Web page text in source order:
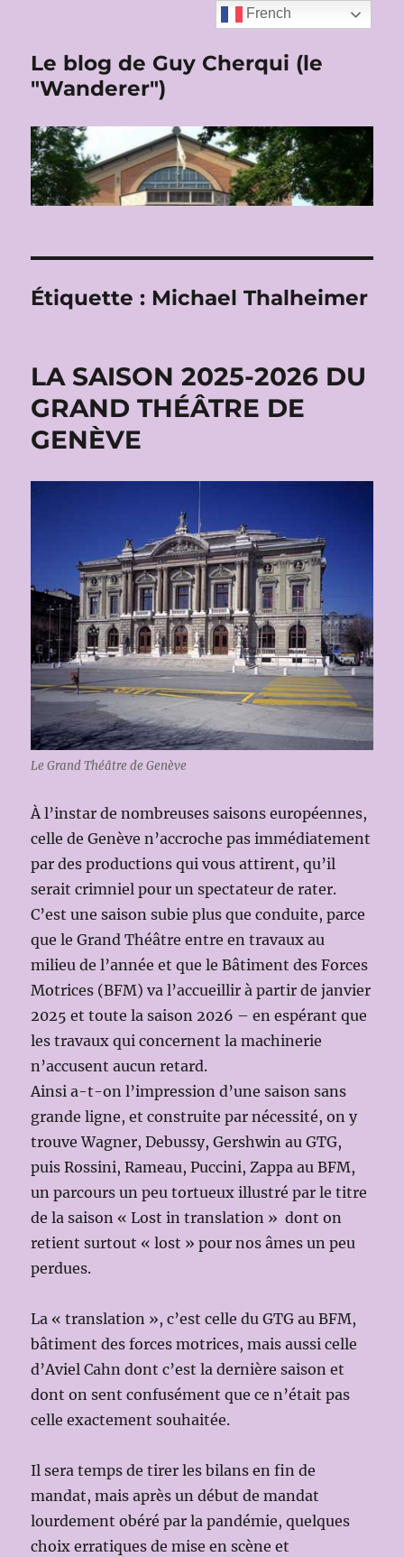
Le blog de Guy Cherqui (le
"Wanderer")
Étiquette : Michael Thalheimer
LA SAISON 2025-2026 DU
GRAND THÉÂTRE DE
GENÈVE
Le Grand Théâtre de Genève
À l’instar de nombreuses saisons européennes,
celle de Genève n’accroche pas immédiatement
par des productions qui vous attirent, qu’il
serait crimniel pour un spectateur de rater.
C’est une saison subie plus que conduite, parce
que le Grand Théâtre entre en travaux au
milieu de l’année et que le Bâtiment des Forces
Motrices (BFM) va l’accueillir à partir de janvier
2025 et toute la saison 2026 – en espérant que
les travaux qui concernent la machinerie
n’accusent aucun retard.
Ainsi a-t-on l’impression d’une saison sans
grande ligne, et construite par nécessité, on y
trouve Wagner, Debussy, Gershwin au GTG,
puis Rossini, Rameau, Puccini, Zappa au BFM,
un parcours un peu tortueux illustré par le titre
de la saison « Lost in translation » dont on
retient surtout « lost » pour nos âmes un peu
perdues.
La « translation », c’est celle du GTG au BFM,
bâtiment des forces motrices, mais aussi celle
d’Aviel Cahn dont c’est la dernière saison et
dont on sent confusément que ce n’était pas
celle exactement souhaitée.
Il sera temps de tirer les bilans en fin de
mandat, mais après un début de mandat
lourdement obéré par la pandémie, quelques
choix erratiques de mise en scène et
French